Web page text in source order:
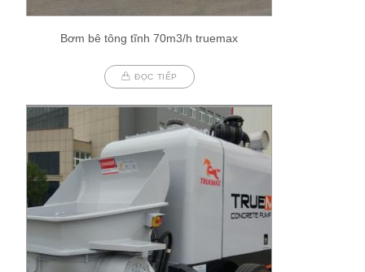
Bơm bê tông tĩnh 70m3/h truemax
ĐỌC TIẾP